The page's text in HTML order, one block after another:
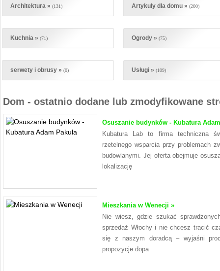
Architektura » (131) Artykuły dla domu » (200)
Kuchnia » (71) Ogrody » (75)
serwety i obrusy » (0) Usługi » (109)
Dom - ostatnio dodane lub zmodyfikowane
Osuszanie budynków - Kubatura
Kubatura Lab to firma techniczna
rzetelnego wsparcia przy problemach
budowlanymi. Jej oferta obejmuje
lokalizację
Mieszkania w Wenecji »
Nie wiesz, gdzie szukać
sprzedaż Włochy i nie chcesz tracić
się z naszym doradcą – wyjaśni
propozycje dopa